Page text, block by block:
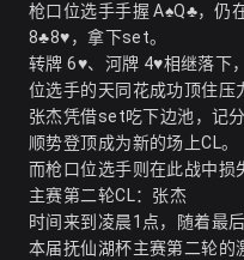
枪口位选手手握 A♠Q♣，仍
8♣8♥，拿下set。
转牌 6♥、河牌 4♥相继落下
位选手的天同花成功顶住压
张杰凭借set吃下边池，记
顺势登顶成为新的场上CL。
而枪口位选手则在此战中损
主赛第二轮CL：张杰
时间来到凌晨1点，随着最
本届抚仙湖杯主赛第二轮的